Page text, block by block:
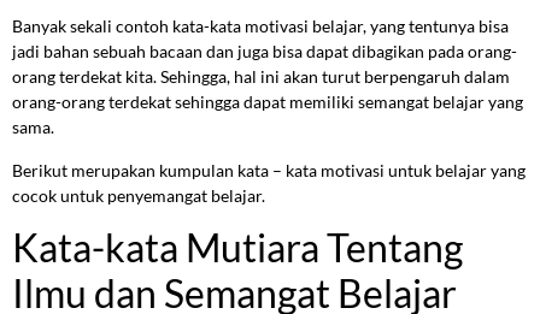
Banyak sekali contoh kata-kata motivasi belajar, yang tentunya bisa
jadi bahan sebuah bacaan dan juga bisa dapat dibagikan pada orang-
orang terdekat kita. Sehingga, hal ini akan turut berpengaruh dalam
orang-orang terdekat sehingga dapat memiliki semangat belajar yang
sama.
Berikut merupakan kumpulan kata – kata motivasi untuk belajar yang
cocok untuk penyemangat belajar.
Kata-kata Mutiara Tentang
Ilmu dan Semangat Belajar